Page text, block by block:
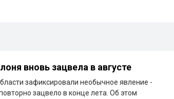
вновь зацвела в августе
зафиксировали необычное явление -
зацвело в конце лета. Об этом